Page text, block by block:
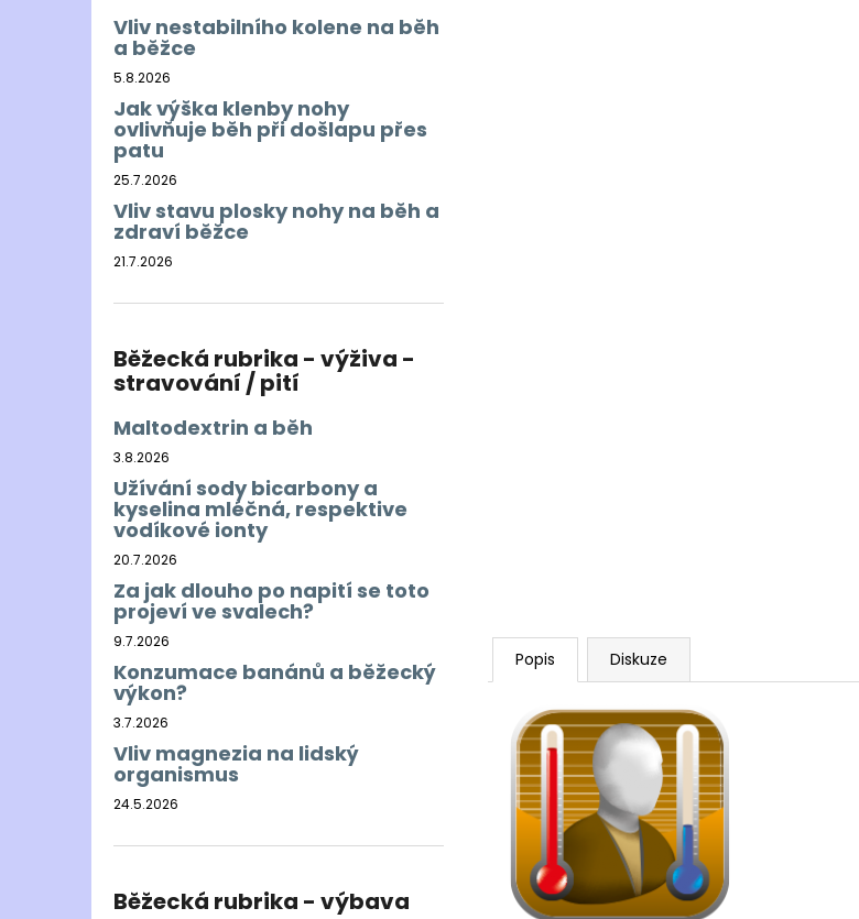
Vliv nestabilního kolene na běh
a běžce
5.8.2026
Jak výška klenby nohy
ovlivňuje běh při došlapu přes
patu
25.7.2026
Vliv stavu plosky nohy na běh a
zdraví běžce
21.7.2026
Běžecká rubrika - výživa -
stravování / pití
Maltodextrin a běh
3.8.2026
Užívání sody bicarbony a
kyselina mléčná, respektive
vodíkové ionty
20.7.2026
Za jak dlouho po napití se toto
projeví ve svalech?
9.7.2026
Konzumace banánů a běžecký
výkon?
3.7.2026
Vliv magnezia na lidský
organismus
24.5.2026
Běžecká rubrika - výbava
Popis Diskuze